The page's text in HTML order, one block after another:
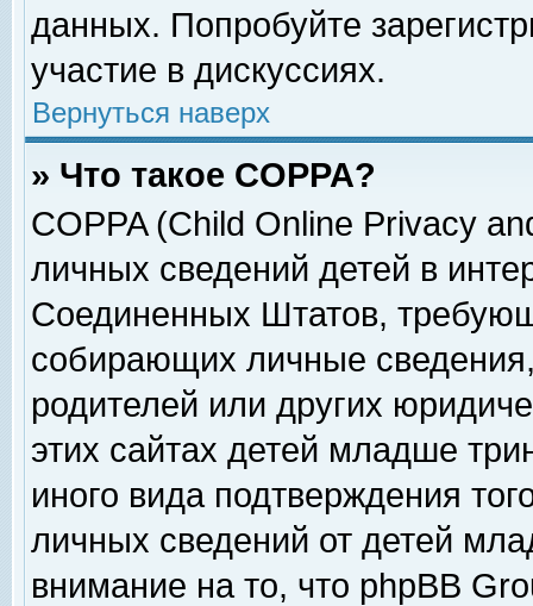
данных. Попробуйте
участие в дискуссиях.
Вернуться наверх
» Что такое COPPA?
COPPA (Child Online Privacy
личных сведений детей в
Соединенных Штатов,
собирающих личные
родителей или других
этих сайтах детей младше
иного вида подтверждения
личных сведений от детей
внимание на то, что phpBB